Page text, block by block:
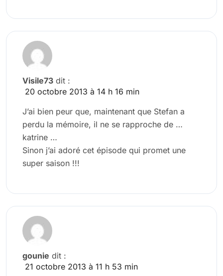
Visile73 dit :
20 octobre 2013 à 14 h 16 min
J’ai bien peur que, maintenant que Stefan a
perdu la mémoire, il ne se rapproche de …
katrine …
Sinon j’ai adoré cet épisode qui promet une
super saison !!!
gounie dit :
21 octobre 2013 à 11 h 53 min